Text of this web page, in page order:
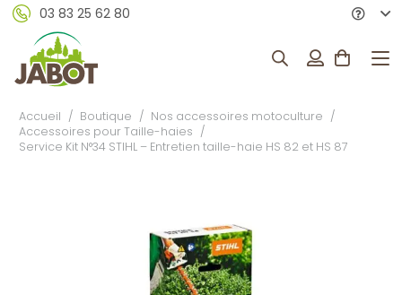
03 83 25 62 80
Accueil / Boutique / Nos accessoires motoculture /
Accessoires pour Taille-haies /
Service Kit N°34 STIHL – Entretien taille-haie HS 82 et HS 87